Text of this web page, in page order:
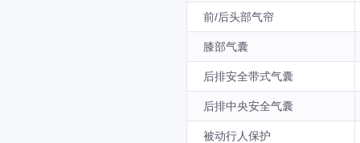
前/后头部气帘
膝部气囊
后排安全带式气囊
后排中央安全气囊
被动行人保护